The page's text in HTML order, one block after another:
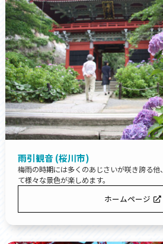
雨引観音 (桜川市)
梅雨の時期には多くのあじさいが咲き誇る他
て様々な景色が楽しめます。
ホームページ